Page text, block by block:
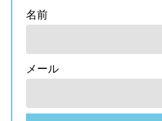
名前
メール